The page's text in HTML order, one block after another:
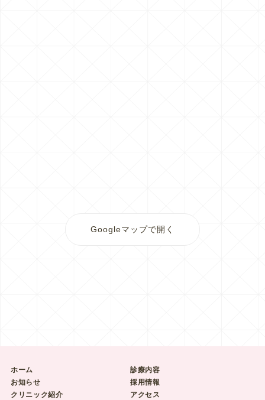
Googleマップで開く
ホーム
お知らせ
クリニック紹介
診療内容
採用情報
アクセス